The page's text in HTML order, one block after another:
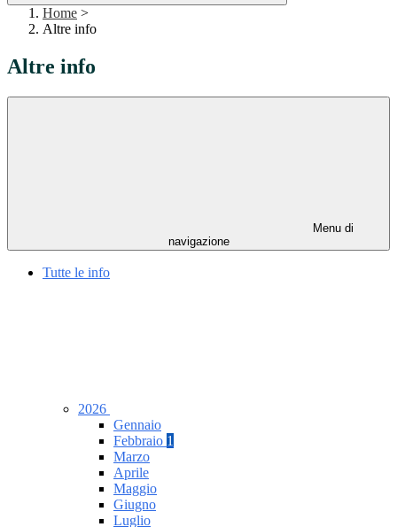
Home >
Altre info
Altre info
Menu di
navigazione
Tutte le info
2026
Gennaio
Febbraio 1
Marzo
Aprile
Maggio
Giugno
Luglio